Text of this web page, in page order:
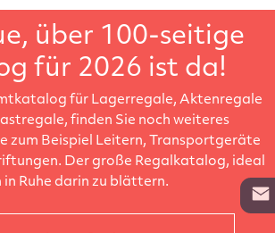
über 100-seitige
für 2026 ist da!
für Lagerregale, Aktenregale
finden Sie noch weiteres
zum Beispiel Leitern, Transportgeräte
Der große Regalkatalog, ideal
in Ruhe darin zu blättern.